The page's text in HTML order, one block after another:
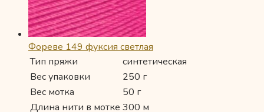
Фореве 149 фуксия светлая
Тип пряжи
синтетическая
Вес упаковки
250 г
Вес мотка
50 г
Длина нити в мотке 300 м